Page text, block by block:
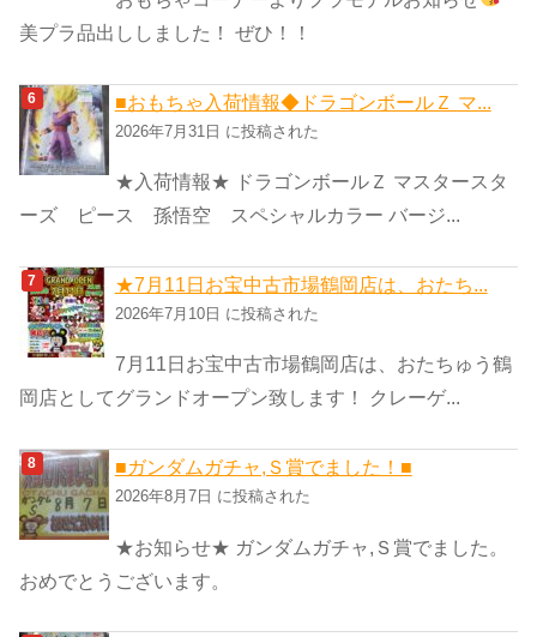
美プラ品出ししました！ ぜひ！！
■おもちゃ入荷情報◆ドラゴンボールＺ マ...
2026年7月31日 に投稿された
★入荷情報★ ドラゴンボールＺ マスタースタ
ーズ ピース 孫悟空 スペシャルカラー バージ...
★7月11日お宝中古市場鶴岡店は、おたち...
2026年7月10日 に投稿された
7月11日お宝中古市場鶴岡店は、おたちゅう鶴
岡店としてグランドオープン致します！ クレーゲ...
■ガンダムガチャ,Ｓ賞でました！■
2026年8月7日 に投稿された
★お知らせ★ ガンダムガチャ,Ｓ賞でました。
おめでとうございます。